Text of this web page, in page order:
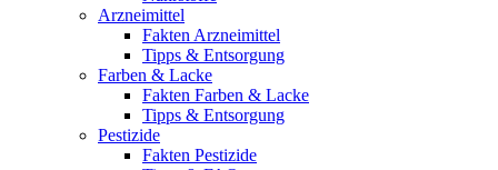
Arzneimittel
Fakten Arzneimittel
Tipps & Entsorgung
Farben & Lacke
Fakten Farben & Lacke
Tipps & Entsorgung
Pestizide
Fakten Pestizide